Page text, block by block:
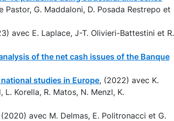
G. Maddaloni, D. Posada Restrepo et
avec E. Laplace, J-T. Olivieri-Battestini et R.
of the net cash issues of the Banque
studies in Europe, (2022) avec K.
Korella, R. Matos, N. Menzl, K.
(2020) avec M. Delmas, E. Politronacci et G.